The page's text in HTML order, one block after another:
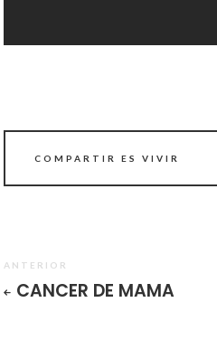
COMPARTIR ES VIVIR
ANTERIOR
CANCER DE MAMA